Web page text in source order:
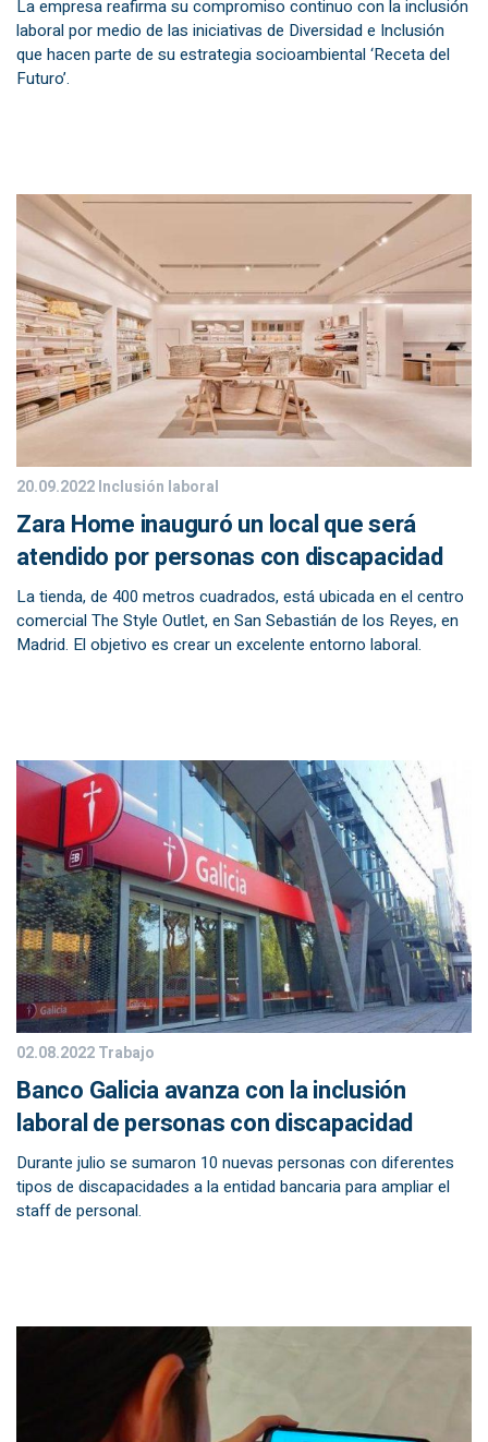
La empresa reafirma su compromiso continuo con la inclusión
laboral por medio de las iniciativas de Diversidad e Inclusión
que hacen parte de su estrategia socioambiental ‘Receta del
Futuro’.
20.09.2022Inclusión laboral
Zara Home inauguró un local que será
atendido por personas con discapacidad
La tienda, de 400 metros cuadrados, está ubicada en el centro
comercial The Style Outlet, en San Sebastián de los Reyes, en
Madrid. El objetivo es crear un excelente entorno laboral.
02.08.2022Trabajo
Banco Galicia avanza con la inclusión
laboral de personas con discapacidad
Durante julio se sumaron 10 nuevas personas con diferentes
tipos de discapacidades a la entidad bancaria para ampliar el
staff de personal.